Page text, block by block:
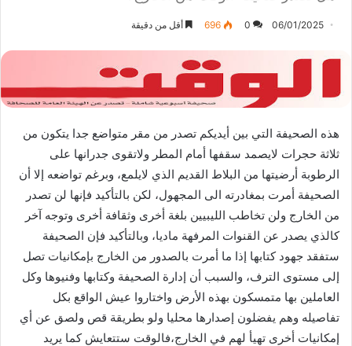
06/01/2025
0
696 أقل من دقيقة
هذه الصحيفة التي بين أيديكم تصدر من مقر متواضع جدا يتكون من
ثلاثة حجرات لايصمد سقفها أمام المطر ولاتقوى جدرانها على
الرطوبة أرضيتها من البلاط القديم الذي لايلمع، وبرغم تواضعه إلا أن
الصحيفة أمرت بمغادرته الى المجهول، لكن بالتأكيد فإنها لن تصدر
من الخارج ولن تخاطب الليبيين بلغة أخرى وثقافة أخرى وتوجه آخر
كالذي يصدر عن القنوات المرفهة ماديا، وبالتأكيد فإن الصحيفة
ستفقد جهود كتابها إذا ما أمرت بالصدور من الخارج بإمكانيات تصل
إلى مستوى الترف، والسبب أن إدارة الصحيفة وكتابها وفنيوها وكل
العاملين بها متمسكون بهذه الأرض واختاروا عيش الواقع بكل
تفاصيله وهم يفضلون إصدارها محليا ولو بطريقة قص ولصق عن أي
إمكانيات أخرى تهيأ لهم في الخارج،فالوقت ستتعايش كما يريد